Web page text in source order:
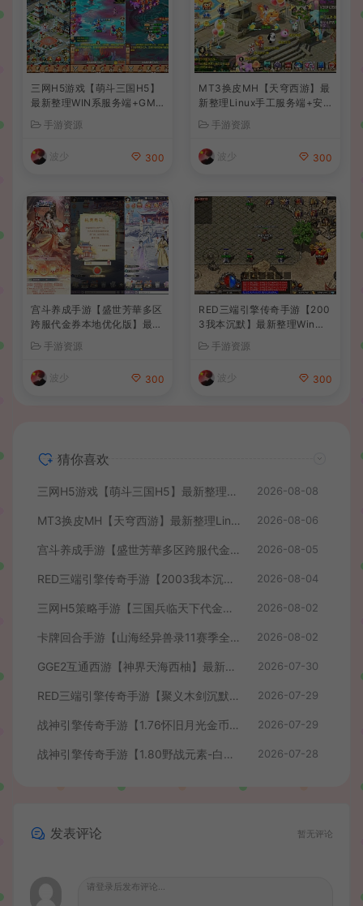
三网H5游戏【萌斗三国H5】
最新整理WIN系服务端+GM
后台+详细搭建教程
手游资源
波少 300
MT3换皮MH【天穹西游】最
新整理Linux手工服务端+安
卓苹果双端+GM后台+详细搭
建教程+全套源码+视频教程
手游资源
波少 300
宫斗养成手游【盛世芳華多区
跨服代金券本地优化版】最新
整理单机一键即玩端+Linux
手工服务端+CDK授权后台
+安卓+详细搭建教程
手游资源
波少 300
RED三端引擎传奇手游【200
3我本沉默】最新整理Win系
服务端+安卓苹果PC三端+详
细搭建教程
手游资源
波少 300
猜你喜欢
三网H5游戏【萌斗三国H5】最新整理WIN系服务端+GM后台+详细搭建教程 2026-08-08
MT3换皮MH【天穹西游】最新整理Linux手工服务端+安卓苹果双端+GM后台+详细搭建教程+全套源码+视频教程 2026-08-06
宫斗养成手游【盛世芳華多区跨服代金券本地优化版】最新整理单机一键即玩端+Linux手工服务端+CDK授权后台+安卓+详细搭建教程 2026-08-05
RED三端引擎传奇手游【2003我本沉默】最新整理Win系服务端+安卓苹果PC三端+详细搭建教程 2026-08-04
三网H5策略手游【三国兵临天下代金券内购七合修复版】最新整理单机一键即玩镜像端+Linux手工服务端+管理后台+GM授权后台+简易安卓客户端+详细搭建教程+视频教程 2026-08-02
卡牌回合手游【山海经异兽录11赛季全人物代金券内购版】最新整理WIN系服务端+授权GM后台+管理后台+热更修改工具+安卓+详细搭建教程 2026-08-02
GGE2互通西游【神界天海西柚】最新整理Win系服务端+安卓苹果PC三端+内置GM工具+全套源码+详细搭建教程+视频教程 2026-07-30
RED三端引擎传奇手游【聚义木剑沉默高仿嘟嘟沉默】最新整理Win系服务端+安卓苹果PC三端+详细搭建教程 2026-07-29
战神引擎传奇手游【1.76怀旧月光金币版】最新整理Win系复古服务端+安卓苹果双端+GM授权物品后台+详细搭建教程 2026-07-29
战神引擎传奇手游【1.80野战元素-白猪7.2免授权】最新整理Win系特色服务端+安卓+GM授权物品后台+详细搭建教程 2026-07-28
发表评论 暂无评论